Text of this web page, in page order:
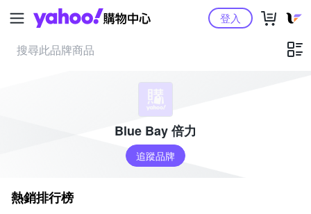
Yahoo購物中心登入
Blue Bay 倍力
追蹤品牌
熱銷排行榜